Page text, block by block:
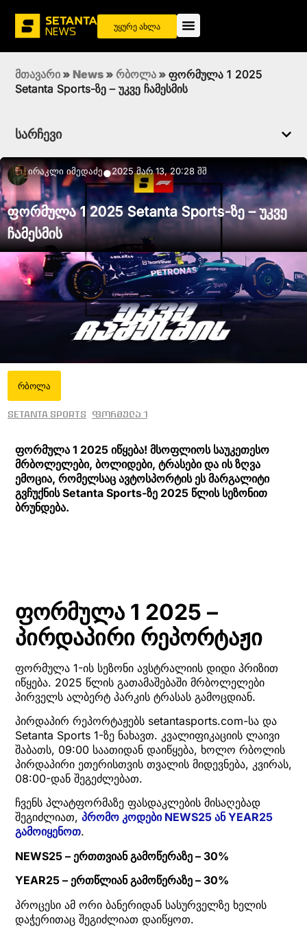
უყურე ახლა
მთავარი » News » რბოლა » ფორმულა 1 2025
Setanta Sports-ზე – უკვე ჩამესმის
სარჩევი
Ირაკლი Იმედაძე●2025 მარ 13, 20:28 შშ
ფორმულა 1 2025 Setanta Sports-ზე – უკვე
ჩამესმის
რბოლა
Setanta Sports ფორმულა 1
ფორმულა 1 2025 იწყება! მსოფლიოს საუკეთესო
მრბოლელები, ბოლიდები, ტრასები და ის ზღვა
ემოცია, რომელსაც ავტოსპორტის ეს მარგალიტი
გვჩუქნის Setanta Sports-ზე 2025 წლის სეზონით
ბრუნდება.
ფორმულა 1 2025 –
პირდაპირი რეპორტაჟი
ფორმულა 1-ის სეზონი ავსტრალიის დიდი პრიზით
იწყება. 2025 წლის გათამაშებაში მრბოლელები
პირველს ალბერტ პარკის ტრასას გამოცდიან.
პირდაპირ რეპორტაჟებს setantasports.com-სა და
Setanta Sports 1-ზე ნახავთ. კვალიფიკაციის ლაივი
შაბათს, 09:00 საათიდან დაიწყება, ხოლო რბოლის
პირდაპირი ეთერისთვის თვალის მიდევნება, კვირას,
08:00-დან შეგეძლებათ.
ჩვენს პლატფორმაზე ფასდაკლების მისაღებად
შეგიძლიათ, პრომო კოდები NEWS25 ან YEAR25
გამოიყენოთ.
NEWS25 – ერთთვიან გამოწერაზე – 30%
YEAR25 – ერთწლიან გამოწერაზე – 30%
პროცესი ამ ორი ბანერიდან სასურველზე ხელის
დაჭერითაც შეგიძლიათ დაიწყოთ.